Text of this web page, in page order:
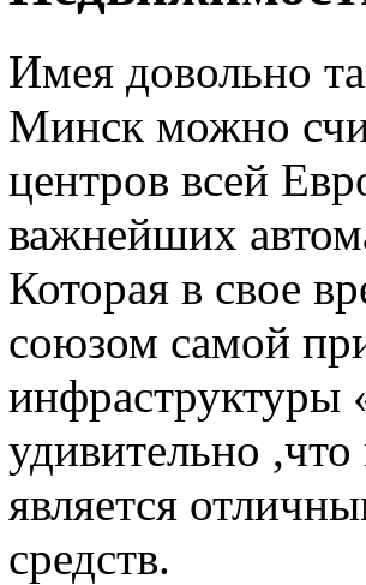
Имея довольно
Минск можно
центров всей
важнейших
Которая в свое
союзом самой
инфраструктуры
удивительно
является
средств.